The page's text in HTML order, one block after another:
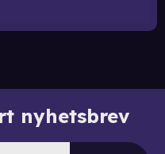
nyhetsbrev